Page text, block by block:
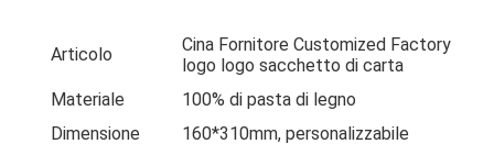
Chi Siamo
Visita alla fabbrica
Controllo di qualità
Articolo
Cina Fornitore Customized Factory
logo logo sacchetto di carta
Materiale
100% di pasta di legno
Dimensione
160*310mm, personalizzabile